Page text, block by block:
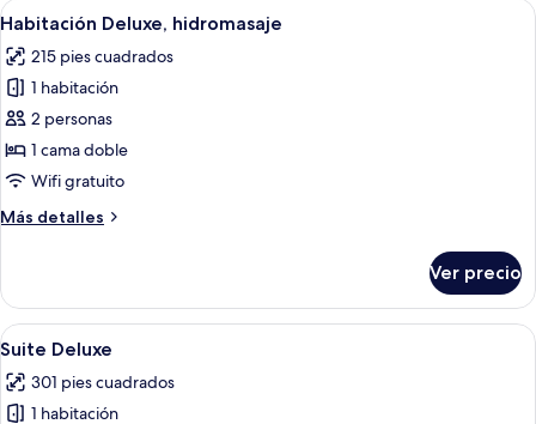
Abrir
todas
las
fotos
de
Habitación
Deluxe,
Una habitación de hotel moderna
11
Habitación Deluxe, hidromasaje
215 pies cuadrados
1 habitación
2 personas
1 cama doble
Wifi gratuito
Más detalles
Más
Deluxe,
hidromasaje
Ver precio
Abrir
todas
las
Habitación de hotel moderna con
7
Suite Deluxe
301 pies cuadrados
1 habitación